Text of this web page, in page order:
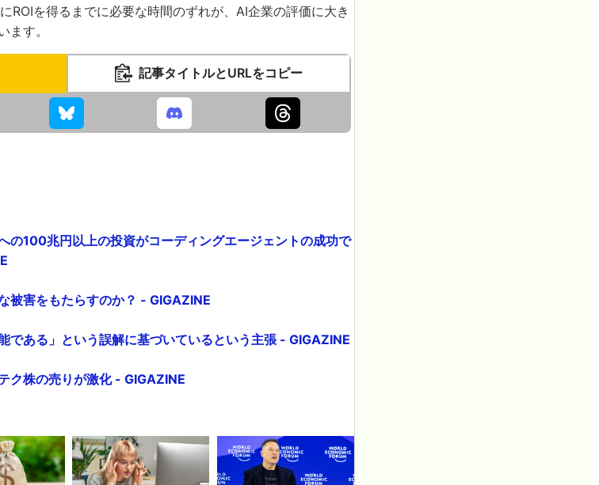
ROIを得るまでに必要な時間のずれが、AI企業の評価に大き
ます。
記事タイトルとURLをコピー
の100兆円以上の投資がコーディングエージェントの成功で
被害をもたらすのか？ - GIGAZINE
である」という誤解に基づいているという主張 - GIGAZINE
ク株の売りが激化 - GIGAZINE